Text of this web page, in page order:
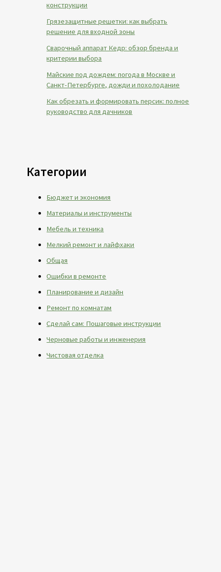
конструкции
Грязезащитные решетки: как выбрать
решение для входной зоны
Сварочный аппарат Кедр: обзор бренда и
критерии выбора
Майские под дождем: погода в Москве и
Санкт-Петербурге, дожди и похолодание
Как обрезать и формировать персик: полное
руководство для дачников
Категории
Бюджет и экономия
Материалы и инструменты
Мебель и техника
Мелкий ремонт и лайфхаки
Общая
Ошибки в ремонте
Планирование и дизайн
Ремонт по комнатам
Сделай сам: Пошаговые инструкции
Черновые работы и инженерия
Чистовая отделка